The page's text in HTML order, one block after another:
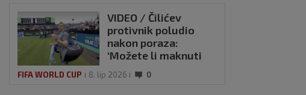
VIDEO / Čilićev
protivnik poludio
nakon poraza:
‘Možete li maknuti
FIFA WORLD CUP 8. lip 2026 0